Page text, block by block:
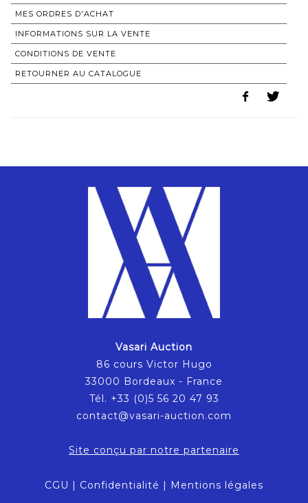
MES ORDRES D'ACHAT
INFORMATIONS SUR LA VENTE
CONDITIONS DE VENTE
RETOURNER AU CATALOGUE
Vasari Auction
86 cours Victor Hugo
33000 Bordeaux - France
Tél. +33 (0)5 56 20 47 93
contact@vasari-auction.com
Site conçu par notre partenaire
CGU | Confidentialité | Mentions légales